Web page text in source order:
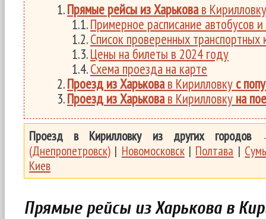
Прямые рейсы из Харьковав Кирилловку
Примерное расписание автобусов
Список проверенных транспортных
Цены на билеты в 2024 году
Схема проезда на карте
Проезд из Харьковав Кирилловку с
Проезд из Харьковав Кирилловку на
Проезд в Кирилловку из других городов
(Днепропетровск) | Новомосковск| Полтава |
Киев
Прямые рейсы из Харькова в